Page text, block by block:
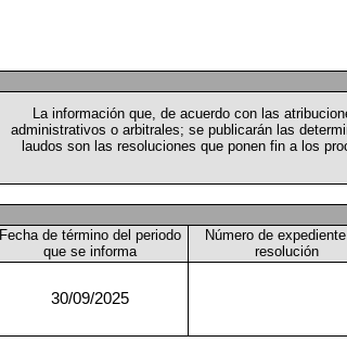
La información que, de acuerdo con las
administrativos o arbitrales; se publicarán las
laudos son las resoluciones que ponen fin a los
Fecha de término del periodo
que se informa
Número de
resolución
30/09/2025